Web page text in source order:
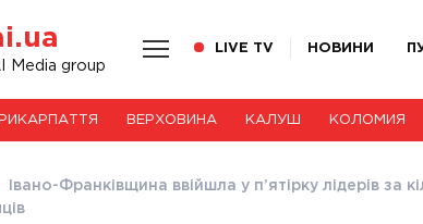
Media group
LIVE TV НОВИНИ
ВЕРХОВИНА КАЛУШ КОЛОМИЯ
Івано-Франківщина ввійшла у п’ятірку лідерів за